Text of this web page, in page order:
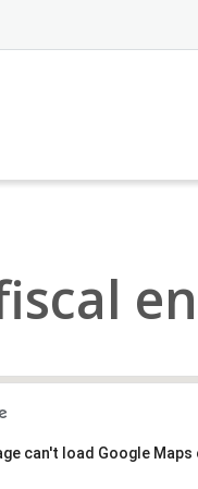
can't load Google